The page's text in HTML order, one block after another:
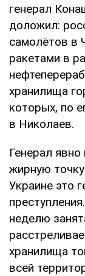
генерал
доложил:
самолётов в
ракетами в
хранилища
которых, по
в Николаев.
Генерал
жирную
Украине это
неделю
хранилища
всей